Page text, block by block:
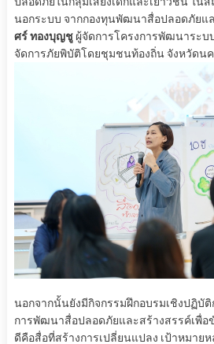
นอกระบบ จากกองทุนพัฒนาสื่อปลอดภัยแ
ศร์ ทองบุญชูผู้จัดการโครงการพัฒนาระบ
จัดการภัยพิบัติโดยชุมชนท้องถิ่น จังหวัดน
นอกจากนั้นยังมีกิจกรรมฝึกอบรมเชิงปฏิบั
การพัฒนาสื่อปลอดภัยและสร้างสรรค์เพื่อ
ดีคือสื่อที่สร้างการเปลี่ยนแปลง เป้าหมายห